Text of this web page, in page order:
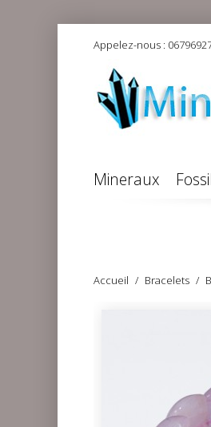
Appelez-nous :
Mineraux
Accueil Bracelets